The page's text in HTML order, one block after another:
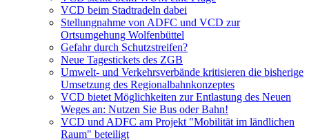
VCD beim Stadtradeln dabei
Stellungnahme von ADFC und VCD zur
Ortsumgehung Wolfenbüttel
Gefahr durch Schutzstreifen?
Neue Tagestickets des ZGB
Umwelt- und Verkehrsverbände kritisieren die bisherige
Umsetzung des Regionalbahnkonzeptes
VCD bietet Möglichkeiten zur Entlastung des Neuen
Weges an: Nutzen Sie Bus oder Bahn!
VCD und ADFC am Projekt "Mobilität im ländlichen
Raum" beteiligt